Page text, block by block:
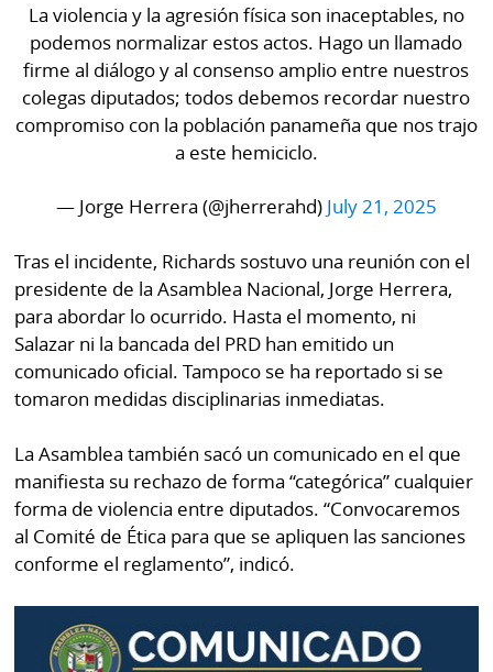
La violencia y la agresión física son inaceptables, no
podemos normalizar estos actos. Hago un llamado
firme al diálogo y al consenso amplio entre nuestros
colegas diputados; todos debemos recordar nuestro
compromiso con la población panameña que nos trajo
a este hemiciclo.
— Jorge Herrera (@jherrerahd) July 21, 2025
Tras el incidente, Richards sostuvo una reunión con el
presidente de la Asamblea Nacional, Jorge Herrera,
para abordar lo ocurrido. Hasta el momento, ni
Salazar ni la bancada del PRD han emitido un
comunicado oficial. Tampoco se ha reportado si se
tomaron medidas disciplinarias inmediatas.
La Asamblea también sacó un comunicado en el que
manifiesta su rechazo de forma “categórica” cualquier
forma de violencia entre diputados. “Convocaremos
al Comité de Ética para que se apliquen las sanciones
conforme el reglamento”, indicó.